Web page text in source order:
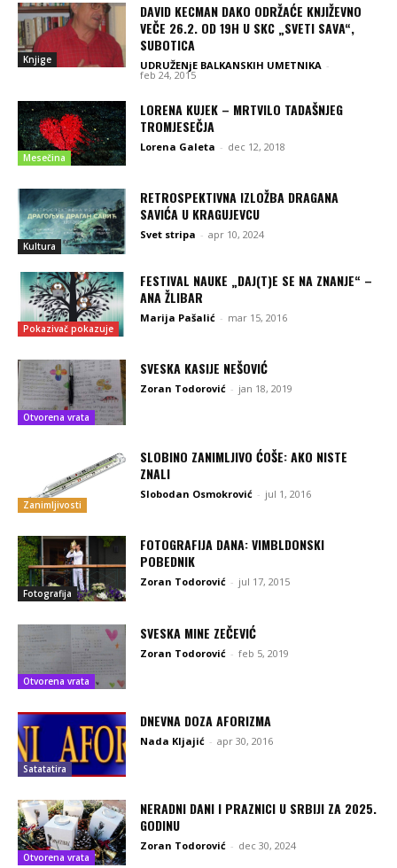
Knjige
DAVID KECMAN DAKO ODRŽAĆE KNJIŽEVNO
VEČE 26.2. OD 19H U SKC „SVETI SAVA“,
SUBOTICA
UDRUŽENjE BALKANSKIH UMETNIKA -
feb 24, 2015
Mesečina
LORENA KUJEK – MRTVILO TADAŠNJEG
TROMJESEČJA
Lorena Galeta - dec 12, 2018
Kultura
RETROSPEKTIVNA IZLOŽBA DRAGANA
SAVIĆA U KRAGUJEVCU
Svet stripa - apr 10, 2024
Pokazivač pokazuje
FESTIVAL NAUKE „DAJ(T)E SE NA ZNANJE“ –
ANA ŽLIBAR
Marija Pašalić - mar 15, 2016
Otvorena vrata
SVESKA KASIJE NEŠOVIĆ
Zoran Todorović - jan 18, 2019
Zanimljivosti
SLOBINO ZANIMLJIVO ĆOŠE: AKO NISTE
ZNALI
Slobodan Osmokrović - jul 1, 2016
Fotografija
FOTOGRAFIJA DANA: VIMBLDONSKI
POBEDNIK
Zoran Todorović - jul 17, 2015
Otvorena vrata
SVESKA MINE ZEČEVIĆ
Zoran Todorović - feb 5, 2019
Satatatira
DNEVNA DOZA AFORIZMA
Nada Kljajić - apr 30, 2016
Otvorena vrata
NERADNI DANI I PRAZNICI U SRBIJI ZA 2025.
GODINU
Zoran Todorović - dec 30, 2024